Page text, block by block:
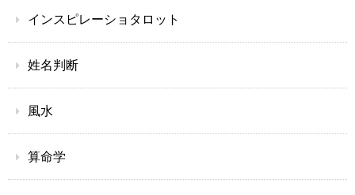
インスピレーショタロット
姓名判断
風水
算命学